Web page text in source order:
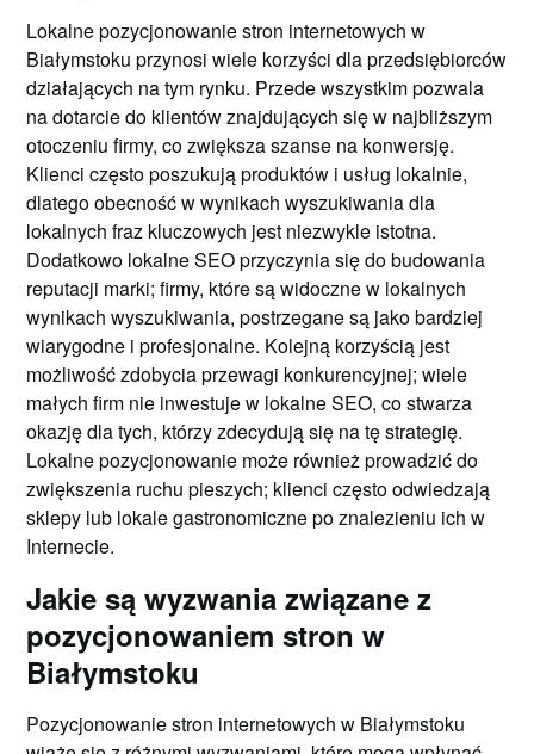
Lokalne pozycjonowanie stron internetowych w
Białymstoku przynosi wiele korzyści dla przedsiębiorców
działających na tym rynku. Przede wszystkim pozwala
na dotarcie do klientów znajdujących się w najbliższym
otoczeniu firmy, co zwiększa szanse na konwersję.
Klienci często poszukują produktów i usług lokalnie,
dlatego obecność w wynikach wyszukiwania dla
lokalnych fraz kluczowych jest niezwykle istotna.
Dodatkowo lokalne SEO przyczynia się do budowania
reputacji marki; firmy, które są widoczne w lokalnych
wynikach wyszukiwania, postrzegane są jako bardziej
wiarygodne i profesjonalne. Kolejną korzyścią jest
możliwość zdobycia przewagi konkurencyjnej; wiele
małych firm nie inwestuje w lokalne SEO, co stwarza
okazję dla tych, którzy zdecydują się na tę strategię.
Lokalne pozycjonowanie może również prowadzić do
zwiększenia ruchu pieszych; klienci często odwiedzają
sklepy lub lokale gastronomiczne po znalezieniu ich w
Internecie.
Jakie są wyzwania związane z
pozycjonowaniem stron w
Białymstoku
Pozycjonowanie stron internetowych w Białymstoku